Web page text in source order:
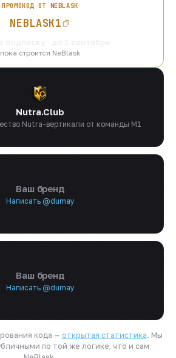
ПРОМОКОД ОТ NEBLASK
NEBLASK1
пока строится NeBlask
Nutra.Club
Nutra-вертикали от команды M1
Ваш бренд
Написать @dumay
Ваш бренд
Написать @dumay
кода — открытая статистика. Мы
по той же логике, что и сам